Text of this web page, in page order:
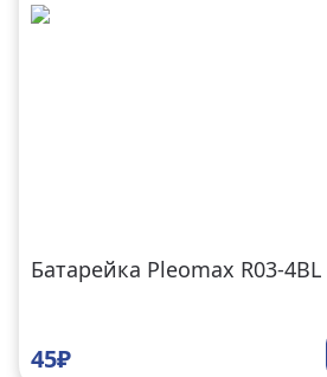
Батарейка Pleomax R03-4BL
45₽